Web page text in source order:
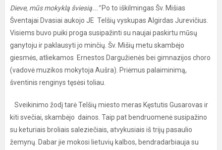
Dieve, mūs mokyklą šviesią...“Po to iškilmingas Šv. Mišias
Šventajai Dvasiai aukojo JE Telšių vyskupas Algirdas Jurevičius.
Visiems buvo puiki proga susipažinti su naujai paskirtu mūsų
ganytoju ir paklausyti jo minčių. Šv. Mišių metu skambėjo
giesmės, atliekamos Ernestos Dargužienės bei gimnazijos choro
(vadovė muzikos mokytoja Aušra). Priėmus palaiminimą,
šventinis renginys tęsėsi toliau.
Sveikinimo žodį tarė Telšių miesto meras Kęstutis Gusarovas ir
kiti svečiai, skambėjo dainos. Taip pat bendruomenė susipažino
su keturiais broliais saleziečiais, atvykusiais iš trijų pasaulio
žemynų. Dabar jie mokosi lietuvių kalbos, bendradarbiauja su